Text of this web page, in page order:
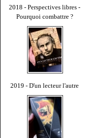
2018 - Perspectives libres -
Pourquoi combattre ?
2019 - D'un lecteur l'autre